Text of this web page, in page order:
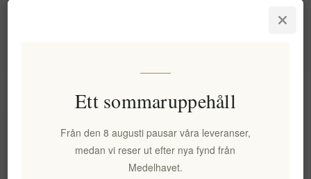
Mitt konto
Ett sommaruppehåll
Från den 8 augusti pausar våra leveranser,
medan vi reser ut efter nya fynd från
Medelhavet.